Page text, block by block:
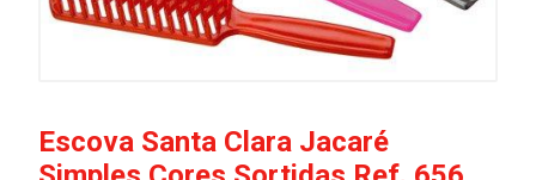
Escova Santa Clara Jacaré